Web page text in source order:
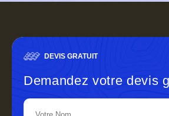
DEVIS GRATUIT
Demandez votre devis